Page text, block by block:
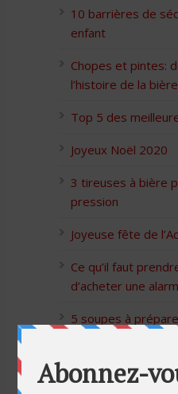
10 barrières de
enfant
Chopes et pintes:
l’histoire de la bière
Top 5 des
Joyeux Noël 2020
3 tireuses à bière
pression
Joyeuse fête de
Ce qu’il faut
d’acheter une
5 soupes à
5 idées cadeaux